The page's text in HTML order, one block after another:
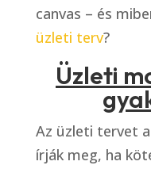
canvas – és
üzleti terv?
Üzleti
Az üzleti tervet
írják meg, ha